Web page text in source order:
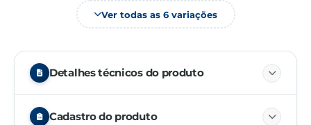
Cód: 13129
A? UNIP CS-301D MARGIRIUS
Ver preço 01/01 PC
Adicionar
Ver todas as 6 variações
Detalhes técnicos do produto
Cadastro do produto